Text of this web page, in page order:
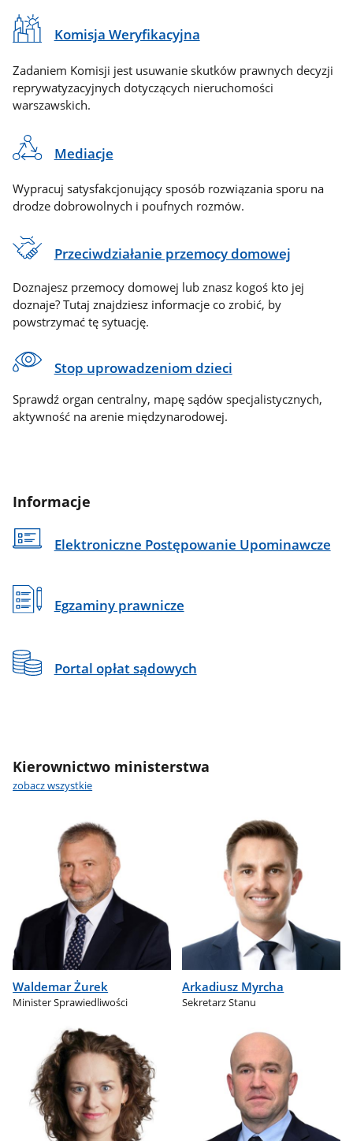
Komisja Weryfikacyjna
Zadaniem Komisji jest usuwanie skutków prawnych decyzji
reprywatyzacyjnych dotyczących nieruchomości
warszawskich.
Mediacje
Wypracuj satysfakcjonujący sposób rozwiązania sporu na
drodze dobrowolnych i poufnych rozmów.
Przeciwdziałanie przemocy domowej
Doznajesz przemocy domowej lub znasz kogoś kto jej
doznaje? Tutaj znajdziesz informacje co zrobić, by
powstrzymać tę sytuację.
Stop uprowadzeniom dzieci
Sprawdź organ centralny, mapę sądów specjalistycznych,
aktywność na arenie międzynarodowej.
Informacje
Elektroniczne Postępowanie Upominawcze
Egzaminy prawnicze
Portal opłat sądowych
Kierownictwo ministerstwa
zobacz wszystkie
Waldemar Żurek
Minister Sprawiedliwości
Arkadiusz Myrcha
Sekretarz Stanu